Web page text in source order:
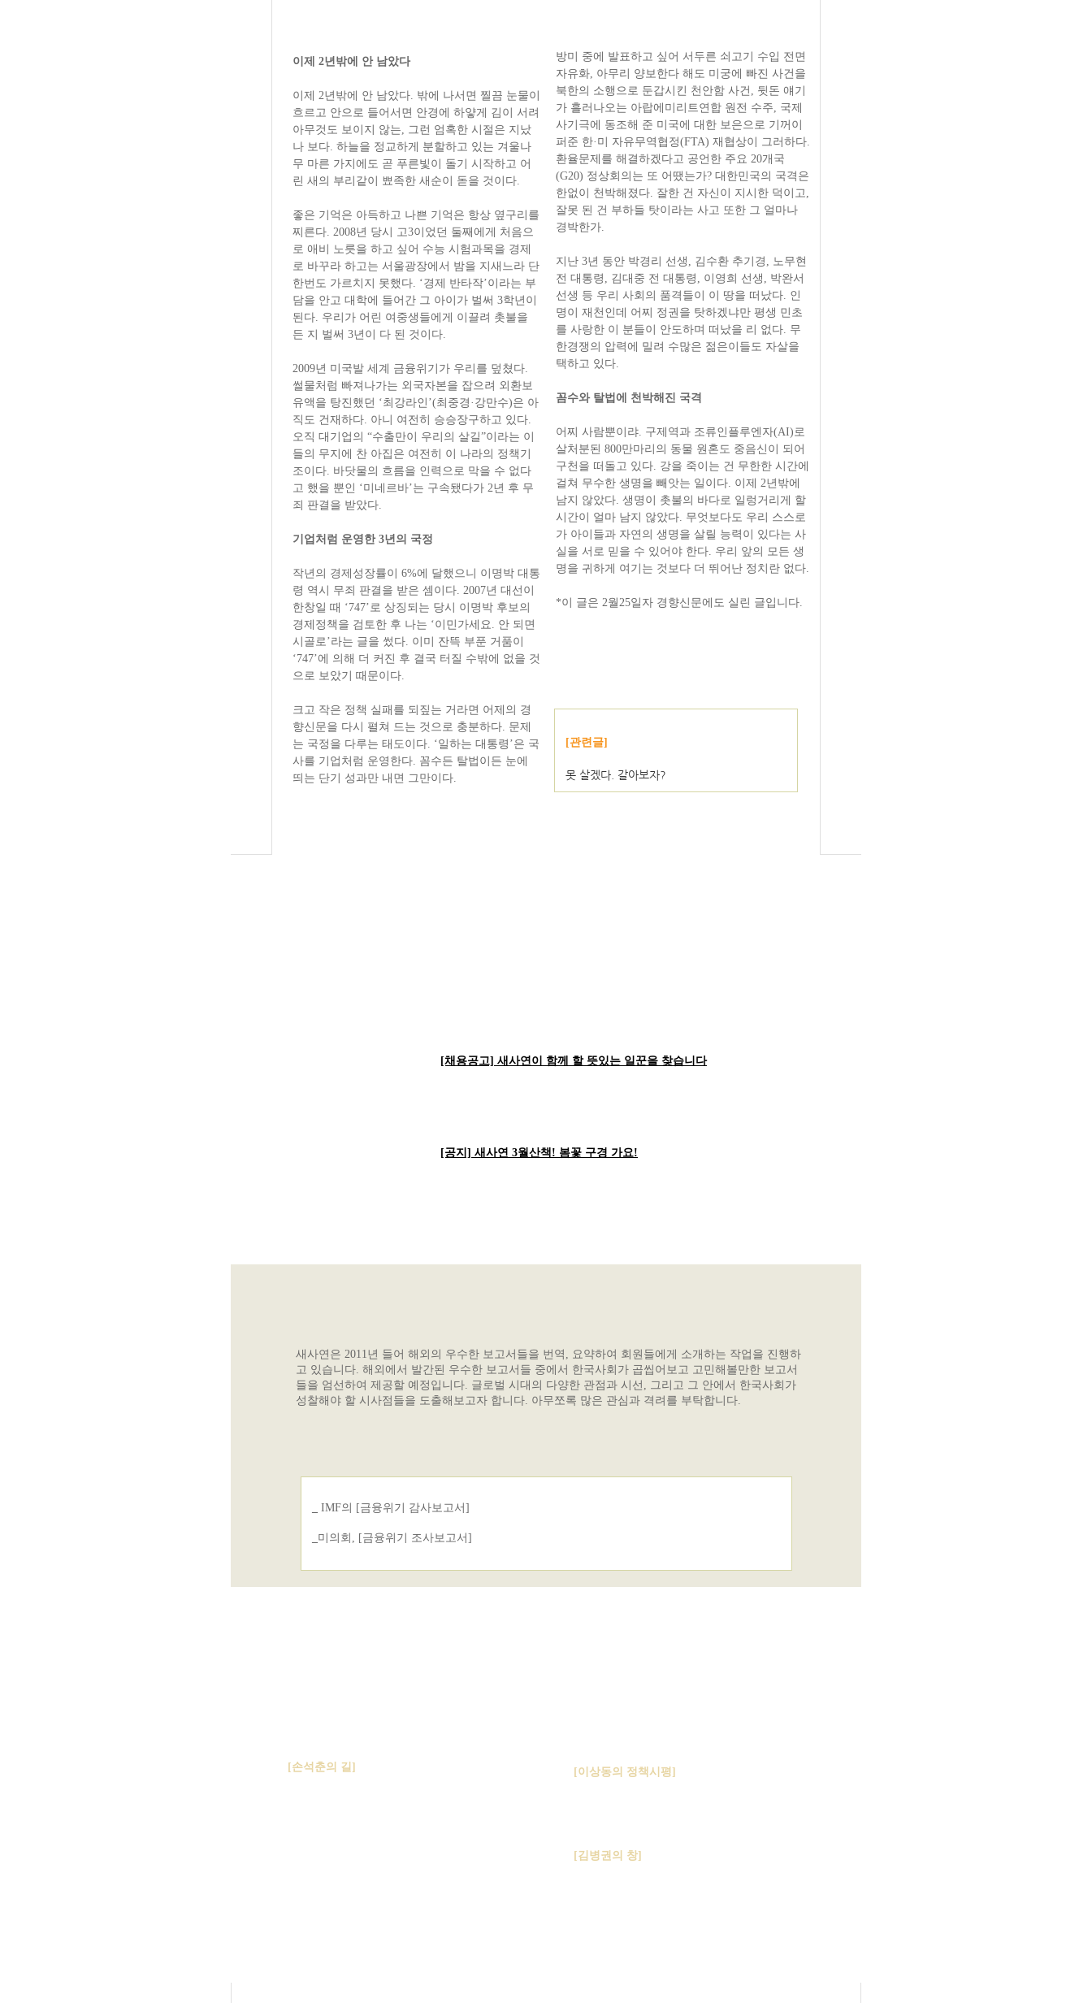
이제 2년밖에 안 남았다
이제 2년밖에 안 남았다. 밖에 나서면 찔끔 눈물이
흐르고 안으로 들어서면 안경에 하얗게 김이 서려
아무것도 보이지 않는, 그런 엄혹한 시절은 지났
나 보다. 하늘을 정교하게 분할하고 있는 겨울나
무 마른 가지에도 곧 푸른빛이 돌기 시작하고 어
린 새의 부리같이 뾰족한 새순이 돋을 것이다.
좋은 기억은 아득하고 나쁜 기억은 항상 옆구리를
찌른다. 2008년 당시 고3이었던 둘째에게 처음으
로 애비 노릇을 하고 싶어 수능 시험과목을 경제
로 바꾸라 하고는 서울광장에서 밤을 지새느라 단
한번도 가르치지 못했다. ‘경제 반타작’이라는 부
담을 안고 대학에 들어간 그 아이가 벌써 3학년이
된다. 우리가 어린 여중생들에게 이끌려 촛불을
든 지 벌써 3년이 다 된 것이다.
2009년 미국발 세계 금융위기가 우리를 덮쳤다.
썰물처럼 빠져나가는 외국자본을 잡으려 외환보
유액을 탕진했던 ‘최강라인’(최중경·강만수)은 아
직도 건재하다. 아니 여전히 승승장구하고 있다.
오직 대기업의 “수출만이 우리의 살길”이라는 이
들의 무지에 찬 아집은 여전히 이 나라의 정책기
조이다. 바닷물의 흐름을 인력으로 막을 수 없다
고 했을 뿐인 ‘미네르바’는 구속됐다가 2년 후 무
죄 판결을 받았다.
기업처럼 운영한 3년의 국정
작년의 경제성장률이 6%에 달했으니 이명박 대통
령 역시 무죄 판결을 받은 셈이다. 2007년 대선이
한창일 때 ‘747’로 상징되는 당시 이명박 후보의
경제정책을 검토한 후 나는 ‘이민가세요. 안 되면
시골로’라는 글을 썼다. 이미 잔뜩 부푼 거품이
‘747’에 의해 더 커진 후 결국 터질 수밖에 없을 것
으로 보았기 때문이다.
크고 작은 정책 실패를 되짚는 거라면 어제의 경
향신문을 다시 펼쳐 드는 것으로 충분하다. 문제
는 국정을 다루는 태도이다. ‘일하는 대통령’은 국
사를 기업처럼 운영한다. 꼼수든 탈법이든 눈에
띄는 단기 성과만 내면 그만이다.
방미 중에 발표하고 싶어 서두른 쇠고기 수입 전면
자유화, 아무리 양보한다 해도 미궁에 빠진 사건을
북한의 소행으로 둔갑시킨 천안함 사건, 뒷돈 얘기
가 흘러나오는 아랍에미리트연합 원전 수주, 국제
사기극에 동조해 준 미국에 대한 보은으로 기꺼이
퍼준 한·미 자유무역협정(FTA) 재협상이 그러하다.
환율문제를 해결하겠다고 공언한 주요 20개국
(G20) 정상회의는 또 어땠는가? 대한민국의 국격은
한없이 천박해졌다. 잘한 건 자신이 지시한 덕이고,
잘못 된 건 부하들 탓이라는 사고 또한 그 얼마나
경박한가.
지난 3년 동안 박경리 선생, 김수환 추기경, 노무현
전 대통령, 김대중 전 대통령, 이영희 선생, 박완서
선생 등 우리 사회의 품격들이 이 땅을 떠났다. 인
명이 재천인데 어찌 정권을 탓하겠냐만 평생 민초
를 사랑한 이 분들이 안도하며 떠났을 리 없다. 무
한경쟁의 압력에 밀려 수많은 젊은이들도 자살을
택하고 있다.
꼼수와 탈법에 천박해진 국격
어찌 사람뿐이랴. 구제역과 조류인플루엔자(AI)로
살처분된 800만마리의 동물 원혼도 중음신이 되어
구천을 떠돌고 있다. 강을 죽이는 건 무한한 시간에
걸쳐 무수한 생명을 빼앗는 일이다. 이제 2년밖에
남지 않았다. 생명이 촛불의 바다로 일렁거리게 할
시간이 얼마 남지 않았다. 무엇보다도 우리 스스로
가 아이들과 자연의 생명을 살릴 능력이 있다는 사
실을 서로 믿을 수 있어야 한다. 우리 앞의 모든 생
명을 귀하게 여기는 것보다 더 뛰어난 정치란 없다.
*이 글은 2월25일자 경향신문에도 실린 글입니다.
[관련글]
못 살겠다. 갈아보자?
[채용공고] 새사연이 함께 할 뜻있는 일꾼을 찾습니다
[공지] 새사연 3월산책! 봄꽃 구경 가요!
새사연은 2011년 들어 해외의 우수한 보고서들을 번역, 요약하여 회원들에게 소개하는 작업을 진행하
고 있습니다. 해외에서 발간된 우수한 보고서들 중에서 한국사회가 곱씹어보고 고민해볼만한 보고서
들을 엄선하여 제공할 예정입니다. 글로벌 시대의 다양한 관점과 시선, 그리고 그 안에서 한국사회가
성찰해야 할 시사점들을 도출해보고자 합니다. 아무쪼록 많은 관심과 격려를 부탁합니다.
IMF의 [금융위기 감사보고서]
미의회, [금융위기 조사보고서]
[손석춘의 길]
[이상동의 정책시평]
[김병권의 창]